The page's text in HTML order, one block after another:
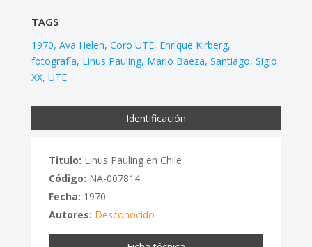
TAGS
1970 Ava Helen Coro UTE Enrique Kirberg
fotografía Linus Pauling Mario Baeza Santiago Siglo
XX UTE
Identificación
Titulo: Linus Pauling en Chile
Código: NA-007814
Fecha: 1970
Autores: Desconocido